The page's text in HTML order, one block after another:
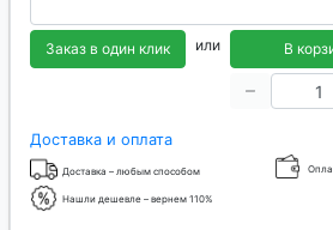
Заказ в один клик или В
Доставка и оплата
Доставка – любым способом
Нашли дешевле – вернем 110%